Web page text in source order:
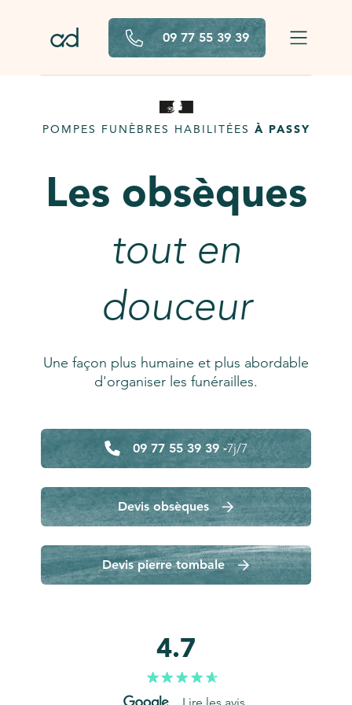
09 77 55 39 39
POMPES FUNÈBRES HABILITÉES À PASSY
Les obsèques
tout en
douceur
Une façon plus humaine et plus abordable
d'organiser les funérailles.
09 77 55 39 39 -7j/7
Devis obsèques
Devis pierre tombale
4.7